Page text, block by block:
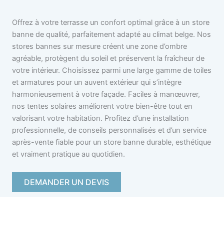
Offrez à votre terrasse un confort optimal grâce à un store
banne de qualité, parfaitement adapté au climat belge. Nos
stores bannes sur mesure créent une zone d’ombre
agréable, protègent du soleil et préservent la fraîcheur de
votre intérieur. Choisissez parmi une large gamme de toiles
et armatures pour un auvent extérieur qui s’intègre
harmonieusement à votre façade. Faciles à manœuvrer,
nos tentes solaires améliorent votre bien-être tout en
valorisant votre habitation. Profitez d’une installation
professionnelle, de conseils personnalisés et d’un service
après-vente fiable pour un store banne durable, esthétique
et vraiment pratique au quotidien.
DEMANDER UN DEVIS